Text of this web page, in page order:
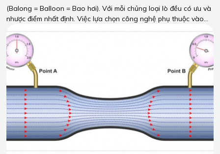
(Balong = Balloon = Bao hơi). Với mỗi chủng loại lò đều có ưu và
nhược điểm nhất định. Việc lựa chọn công nghệ phụ thuộc vào
lò hơi phù hợp là yếu tố quyết định cho sự ổn định vận hành của
thiết bị, ổn định sản xuất của doanh nghiệp, chi phí đầu tư trên
hiệu quả mang lại của thiết bị. Vậy nên, hy vọng bài viết có thể
đưa ra được câu trả lời cho quý khách hàng có thể nhìn nhận và